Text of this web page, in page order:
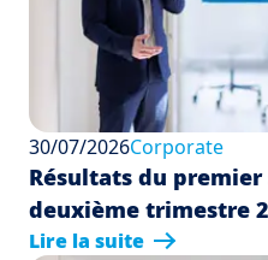
30/07/2026Corporate
Résultats du
deuxième trimestre
Lire la suite